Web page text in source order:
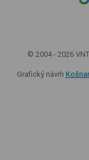
© 2004 - 2026
Grafický návrh